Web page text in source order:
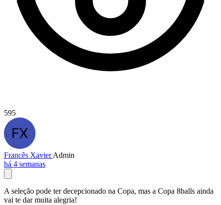
595
Francês XavierAdmin
há 4 semanas
A seleção pode ter decepcionado na Copa, mas a Copa 8balls ainda
vai te dar muita alegria!